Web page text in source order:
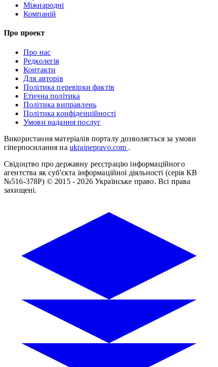
Міжнародні
Компаній
Про проект
Про нас
Редколегія
Контакти
Для авторів
Політика перевірки фактів
Етична політика
Політика виправлень
Політика конфіденційності
Умови надання послуг
Використання матеріалів порталу дозволяється за умови
гіперпосилання на ukrainepravo.com .
Свідоцтво про державну реєстрацію інформаційного
агентства як суб'єкта інформаційної діяльності (серія КВ
№516-378Р) © 2015 - 2026 Українське право. Всі права
захищені.